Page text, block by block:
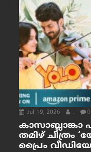
Jul 19, 2026 . 0
കാസാബ്ലാങ്കാ
തമിഴ്
പ്രൈം